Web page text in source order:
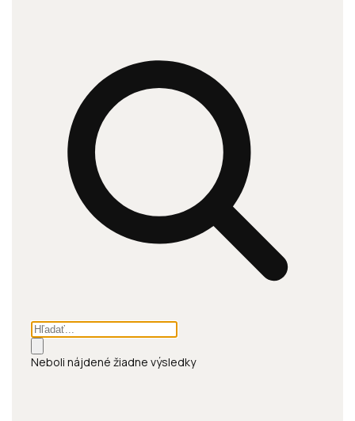
Neboli nájdené žiadne výsledky